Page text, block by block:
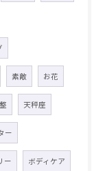
素敵 お花
天秤座
ー
ー ボディケア